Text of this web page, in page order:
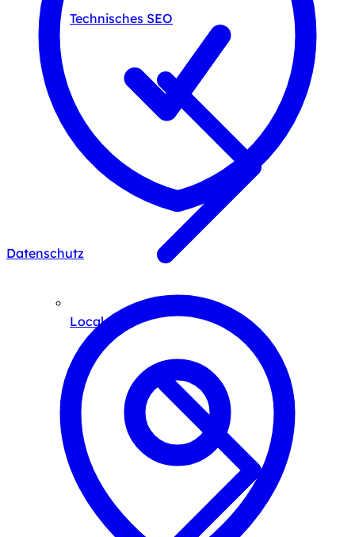
Technisches SEO
Local SEO
Datenschutz